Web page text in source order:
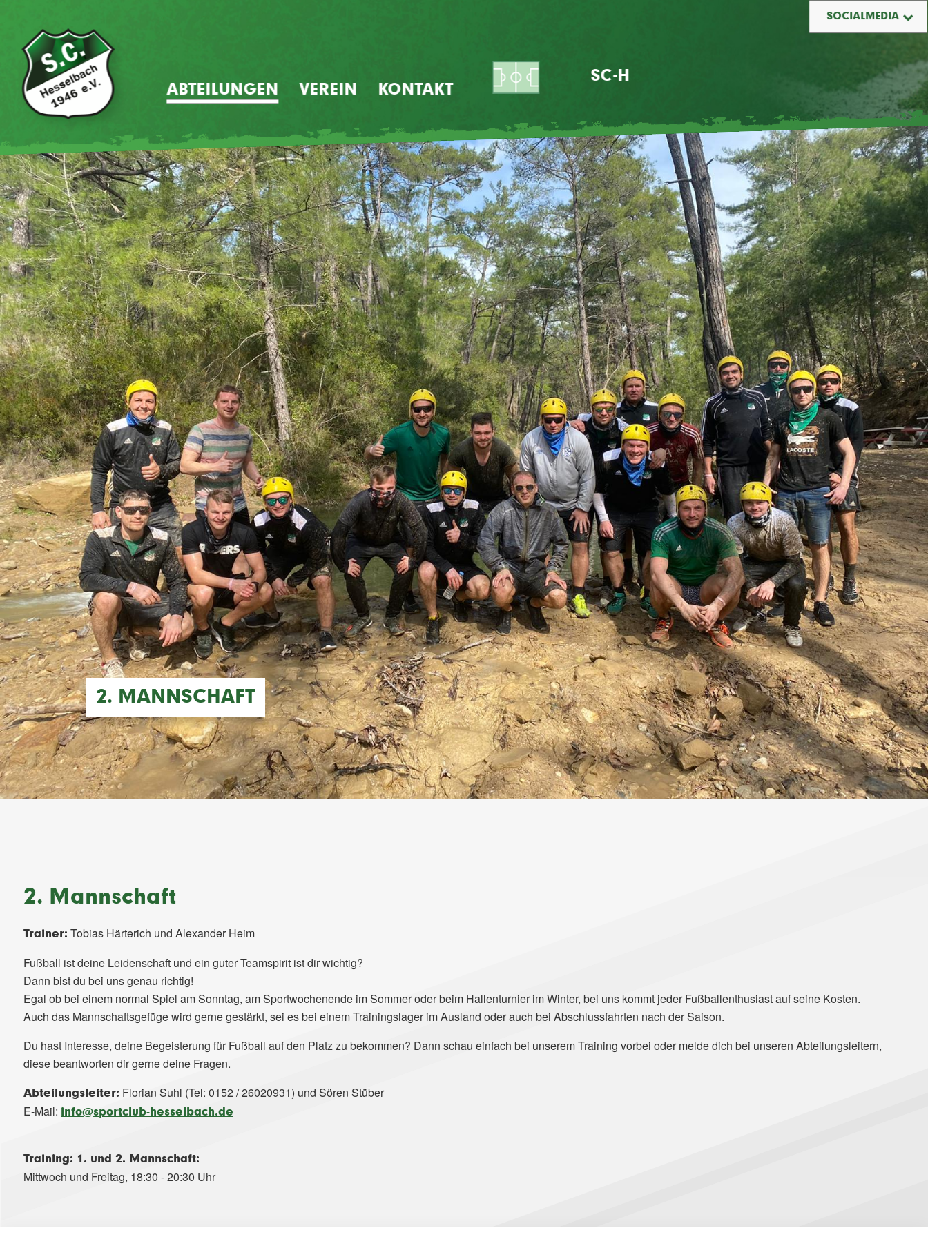
SOCIALMEDIA
ABTEILUNGEN VEREIN KONTAKT
SC-H
2. MANNSCHAFT
2. Mannschaft
Trainer: Tobias Härterich und Alexander Heim
Fußball ist deine Leidenschaft und ein guter Teamspirit ist dir wichtig?
Dann bist du bei uns genau richtig!
Egal ob bei einem normal Spiel am Sonntag, am Sportwochenende im Sommer oder beim Hallenturnier im Winter, bei uns kommt jeder Fußballenthusiast auf seine Kosten.
Auch das Mannschaftsgefüge wird gerne gestärkt, sei es bei einem Trainingslager im Ausland oder auch bei Abschlussfahrten nach der Saison.
Du hast Interesse, deine Begeisterung für Fußball auf den Platz zu bekommen? Dann schau einfach bei unserem Training vorbei oder melde dich bei unseren Abteilungsleitern,
diese beantworten dir gerne deine Fragen.
Abteilungsleiter: Florian Suhl (Tel: 0152 / 26020931) und Sören Stüber
E-Mail: info@sportclub-hesselbach.de
Training: 1. und 2. Mannschaft:
Mittwoch und Freitag, 18:30 - 20:30 Uhr